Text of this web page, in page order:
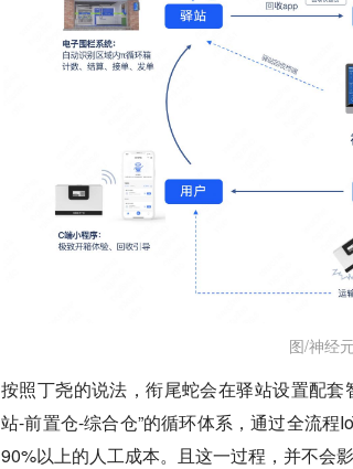
图/神经
按照丁尧的说法，衔尾蛇会在驿站设置配套
站-前置仓-综合仓”的循环体系，通过全流
90%以上的人工成本。且这一过程，并不会